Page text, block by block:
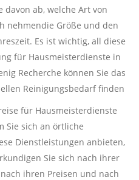
davon ab, welche Art von
nehmendie Größe und den
Es ist wichtig, all diese
für Hausmeisterdienste in
Recherche können Sie das
Reinigungsbedarf finden
für Hausmeisterdienste
Sie sich an örtliche
Dienstleistungen anbieten,
Sie sich nach ihrer
ihren Preisen und nach